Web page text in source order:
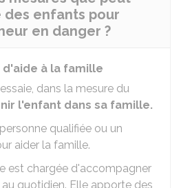
enfants pour
en danger ?
d'aide à la famille
dans la mesure du
l'enfant dans sa famille.
qualifiée ou un
aider la famille.
est chargée d'accompagner
quotidien. Elle apporte des